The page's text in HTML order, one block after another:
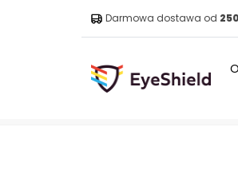
Darmowa dostawa od